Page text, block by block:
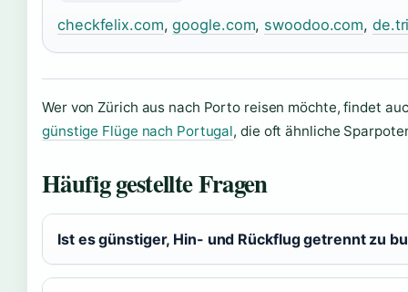
checkfelix.com,google.com, swoodoo.com,
Wer von Zürich aus nach Porto reisen möchte, findet
günstige Flüge nach Portugal, die oft ähnliche
Häufig gestellte Fragen
Ist es günstiger, Hin- und Rückflug getrennt zu